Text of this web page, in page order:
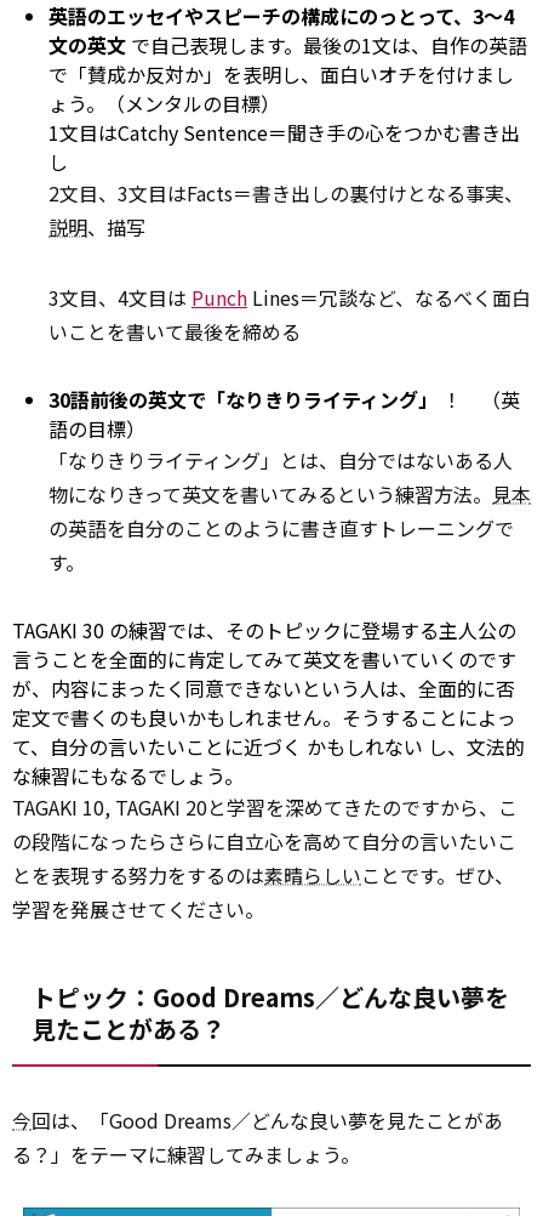
英語のエッセイやスピーチの構成にのっとって、3～4
文の英文 で自己表現します。最後の1文は、自作の英語
で「賛成か反対か」を表明し、面白いオチを付けまし
ょう。（メンタルの目標）
1文目はCatchy Sentence＝聞き手の心をつかむ書き出
し
2文目、3文目はFacts＝書き出しの裏付けとなる事実、
説明、描写
3文目、4文目は Punch Lines＝冗談など、なるべく面白
いことを書いて最後を締める
30語前後の英文で「なりきりライティング」
！ （英
語の目標）
「なりきりライティング」とは、自分ではないある人
物になりきって英文を書いてみるという練習方法。 見本
の英語を自分のことのように書き直すトレーニングで
す。
TAGAKI 30 の練習では、そのトピックに登場する主人公の
言うことを全面的に肯定してみて英文を書いていくのです
が、内容にまったく同意できないという人は、全面的に否
定文で書くのも良いかもしれません。そうすることによっ
て、自分の言いたいことに近づく かもしれない し、文法的
な練習にもなるでしょう。
TAGAKI 10, TAGAKI 20と学習を深めてきたのですから、こ
の段階になったらさらに自立心を高めて自分の言いたいこ
とを表現する努力をするのは素晴らしいことです。ぜひ、
学習を発展させてください。
トピック：Good Dreams／どんな良い夢を
見たことがある？
今回は、「Good Dreams／どんな良い夢を見たことがあ
る？」をテーマに練習してみましょう。